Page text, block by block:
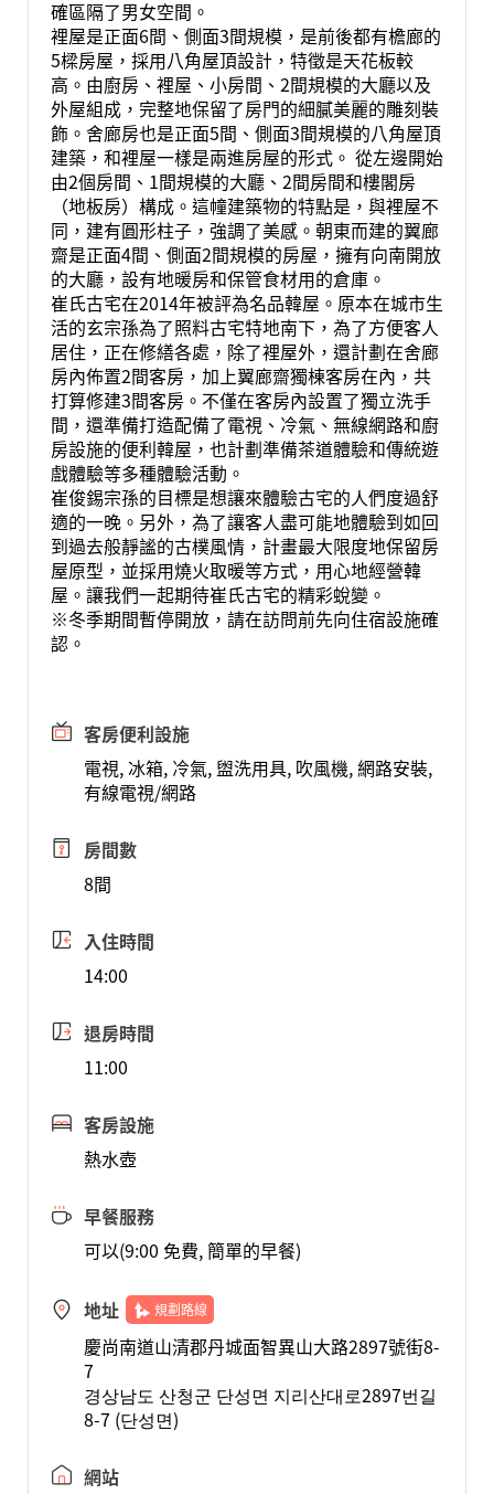
確區隔了男女空間。
裡屋是正面6間、側面3間規模，是前後都有檐廊的
5樑房屋，採用八角屋頂設計，特徵是天花板較
高。由廚房、裡屋、小房間、2間規模的大廳以及
外屋組成，完整地保留了房門的細膩美麗的雕刻裝
飾。舍廊房也是正面5間、側面3間規模的八角屋頂
建築，和裡屋一樣是兩進房屋的形式。 從左邊開始
由2個房間、1間規模的大廳、2間房間和樓閣房
（地板房）構成。這幢建築物的特點是，與裡屋不
同，建有圓形柱子，強調了美感。朝東而建的翼廊
齋是正面4間、側面2間規模的房屋，擁有向南開放
的大廳，設有地暖房和保管食材用的倉庫。
崔氏古宅在2014年被評為名品韓屋。原本在城市生
活的玄宗孫為了照料古宅特地南下，為了方便客人
居住，正在修繕各處，除了裡屋外，還計劃在舍廊
房內佈置2間客房，加上翼廊齋獨棟客房在內，共
打算修建3間客房。不僅在客房內設置了獨立洗手
間，還準備打造配備了電視、冷氣、無線網路和廚
房設施的便利韓屋，也計劃準備茶道體驗和傳統遊
戲體驗等多種體驗活動。
崔俊錫宗孫的目標是想讓來體驗古宅的人們度過舒
適的一晚。另外，為了讓客人盡可能地體驗到如回
到過去般靜謐的古樸風情，計畫最大限度地保留房
屋原型，並採用燒火取暖等方式，用心地經營韓
屋。讓我們一起期待崔氏古宅的精彩蛻變。
※冬季期間暫停開放，請在訪問前先向住宿設施確
認。
客房便利設施
電視, 冰箱, 冷氣, 盥洗用具, 吹風機, 網路安裝,
有線電視/網路
房間數
8間
入住時間
14:00
退房時間
11:00
客房設施
熱水壺
早餐服務
可以(9:00 免費, 簡單的早餐)
地址 規劃路線
慶尚南道山清郡丹城面智異山大路2897號街8-
7
경상남도 산청군 단성면 지리산대로2897번길
8-7 (단성면)
網站